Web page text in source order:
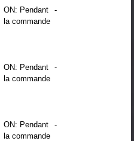
ON: Pendant
la commande
-
ON: Pendant
la commande
-
ON: Pendant
la commande
-